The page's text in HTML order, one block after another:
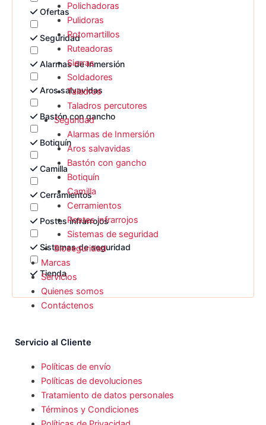
Ofertas
Seguridad
Alarmas de Inmersión
Aros salvavidas
Bastón con gancho
Botiquín
Camilla
Cerramientos
Postes infrarrojos
Sistemas de seguridad
Tienda
Polichadoras
Pulidoras
Rotomartillos
Ruteadoras
Sierras
Soldadores
Taladros
Taladros percutores
Seguridad
Alarmas de Inmersión
Aros salvavidas
Bastón con gancho
Botiquín
Camilla
Cerramientos
Postes infrarrojos
Sistemas de seguridad
Bioseguridad
Marcas
Servicios
Quienes somos
Contáctenos
Servicio al Cliente
Políticas de envío
Políticas de devoluciones
Tratamiento de datos personales
Términos y Condiciones